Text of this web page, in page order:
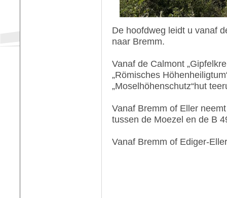
De hoofdweg leidt u vanaf
naar Bremm.
Vanaf de Calmont
„Römisches
„Moselhöhenschutz“hut
Vanaf Bremm of Eller
tussen de Moezel en de B
Vanaf Bremm of Ediger-